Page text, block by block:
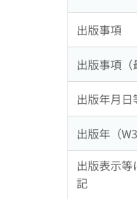
出版事項
出版事項（
出版年月日
出版年（
出版表示等
記